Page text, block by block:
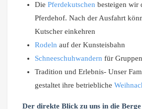
Die Pferdekutschen besteigen wir
Pferdehof. Nach der Ausfahrt
Kutscher einkehren
Rodeln auf der Kunsteisbahn
Schneeschuhwandern für
Tradition und Erlebnis- Unser
gestaltet ihre betriebliche
Der direkte Blick zu uns in die Berge